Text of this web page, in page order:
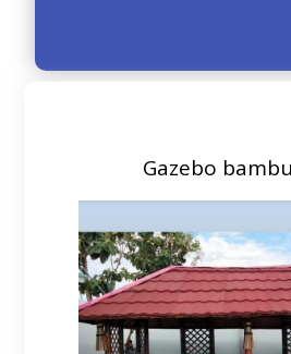
Gazebo